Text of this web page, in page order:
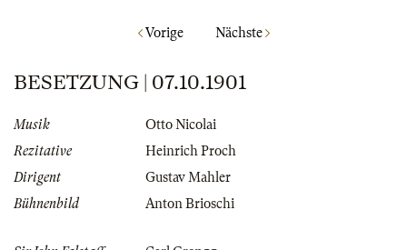
Vorige Nächste
BESETZUNG | 07.10.1901
Musik
Otto Nicolai
Rezitative
Heinrich Proch
Dirigent
Gustav Mahler
Bühnenbild
Anton Brioschi